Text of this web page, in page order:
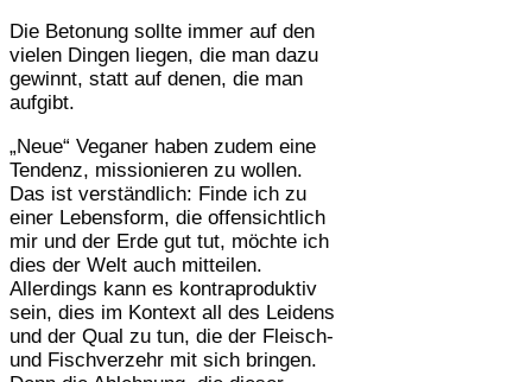
Die Betonung sollte immer auf den
vielen Dingen liegen, die man dazu
gewinnt, statt auf denen, die man
aufgibt.
„Neue“ Veganer haben zudem eine
Tendenz, missionieren zu wollen.
Das ist verständlich: Finde ich zu
einer Lebensform, die offensichtlich
mir und der Erde gut tut, möchte ich
dies der Welt auch mitteilen.
Allerdings kann es kontraproduktiv
sein, dies im Kontext all des Leidens
und der Qual zu tun, die der Fleisch-
und Fischverzehr mit sich bringen.